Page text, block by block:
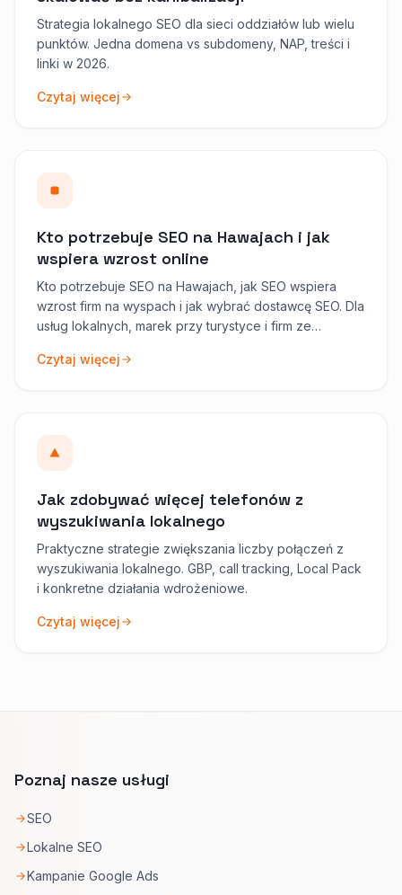
Strategia lokalnego SEO dla sieci oddziałów lub wielu
punktów. Jedna domena vs subdomeny, NAP, treści i
linki w 2026.
Czytaj więcej
Kto potrzebuje SEO na Hawajach i jak
wspiera wzrost online
Kto potrzebuje SEO na Hawajach, jak SEO wspiera
wzrost firm na wyspach i jak wybrać dostawcę SEO. Dla
usług lokalnych, marek przy turystyce i firm ze
Czytaj więcej
Jak zdobywać więcej telefonów z
wyszukiwania lokalnego
Praktyczne strategie zwiększania liczby połączeń z
wyszukiwania lokalnego. GBP, call tracking, Local Pack
i konkretne działania wdrożeniowe.
Czytaj więcej
Poznaj nasze usługi
SEO
Lokalne SEO
Kampanie Google Ads